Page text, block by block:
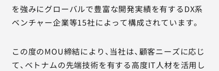
を強みにグローバルで豊富な開発実績を有するDX系
ベンチャー企業等15社によって構成されています。
この度のMOU締結により、当社は、顧客ニーズに応じ
て、ベトナムの先端技術を有する高度IT人材を活用し